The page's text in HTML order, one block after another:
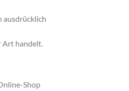
ausdrücklich
Art handelt.
Shop